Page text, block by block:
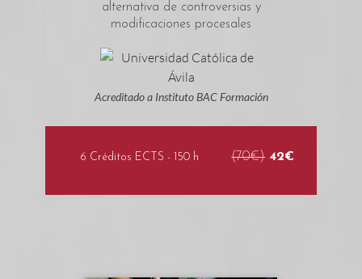
alternativa de controversias y
modificaciones procesales
Acreditado a Instituto BAC Formación
6 Créditos ECTS - 150 h (70€) 42€